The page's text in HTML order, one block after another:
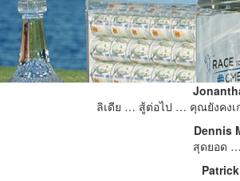
ลิเดีย … สู้ต่อไป … คุณยังคงเ
Dennis
สุดยอด